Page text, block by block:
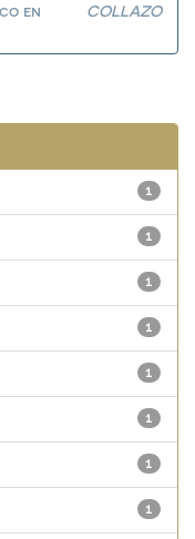
en
COLLAZO
1
1
1
1
1
1
1
1